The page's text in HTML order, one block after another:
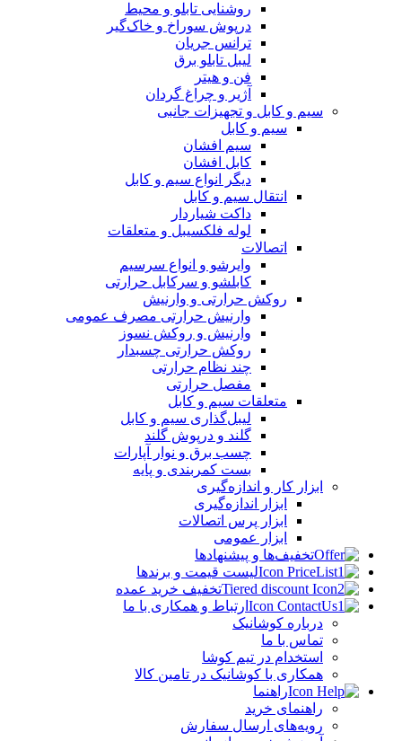
روشنایی تابلو و محیط
درپوش سوراخ و خاک‌گیر
ترانس جریان
لیبل تابلو برق
فن و هیتر
آژیر و چراغ گردان
سیم و کابل و تجهیزات جانبی
سیم و کابل
سیم افشان
کابل افشان
دیگر انواع سیم و کابل
انتقال سیم و کابل
داکت شیاردار
لوله فلکسیبل و متعلقات
اتصالات
وایرشو و انواع سرسیم
کابلشو و سرکابل حرارتی
روکش حرارتی و وارنیش
وارنیش حرارتی مصرف عمومی
وارنیش و روکش نسوز
روکش حرارتی چسبدار
چند نظام حرارتی
مفصل حرارتی
متعلقات سیم و کابل
لیبل‌گذاری سیم و کابل
گلند و درپوش گلند
چسب برق و نوار آپارات
بست کمربندی و پایه
ابزار کار و اندازه‌گیری
ابزار اندازه‌گیری
ابزار پرس اتصالات
ابزار عمومی
تخفیف‌ها و پیشنهادها
لیست قیمت و برندها
تخفیف خرید عمده
ارتباط و همکاری با ما
درباره کوشانیک
تماس با ما
استخدام در تیم کوشا
همکاری با کوشانیک در تامین کالا
راهنما
راهنمای خرید
رویه‌های ارسال سفارش